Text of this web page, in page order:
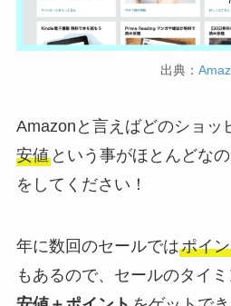
出典：
Amazonと言えばどのショッ
安値という事がほとんどな
をしてください！
年に数回のセールではポイ
もあるので、セールのタイ